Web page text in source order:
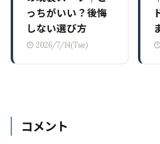
っちがいい？後悔
しない選び方
2026/7/14(Tue)
コメント